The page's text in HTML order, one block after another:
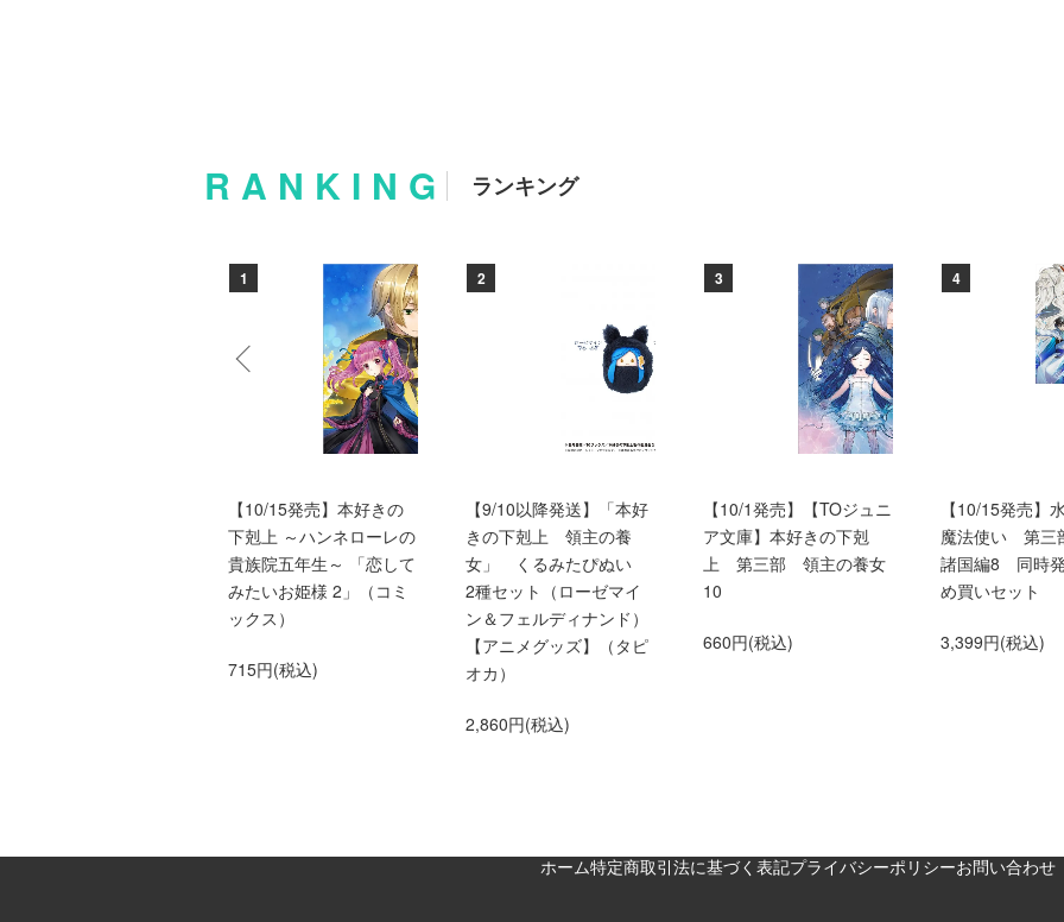
RANKING ランキング
1
【10/15発売】本好きの
下剋上 ～ハンネローレの
貴族院五年生～ 「恋して
みたいお姫様 2」（コミ
ックス）
715円(税込)
2
【9/10以降発送】「本好
きの下剋上 領主の養
女」 くるみたぴぬい
2種セット（ローゼマイ
ン＆フェルディナンド）
【アニメグッズ】（タピ
オカ）
2,860円(税込)
3
【10/1発売】【TOジュニ
ア文庫】本好きの下剋
上 第三部 領主の養女
10
660円(税込)
4
【10/15発売】
魔法使い 第
諸国編8 同時
め買いセット
3,399円(税込)
ホーム特定商取引法に基づく表記プライバシーポリシーお問い合わせ